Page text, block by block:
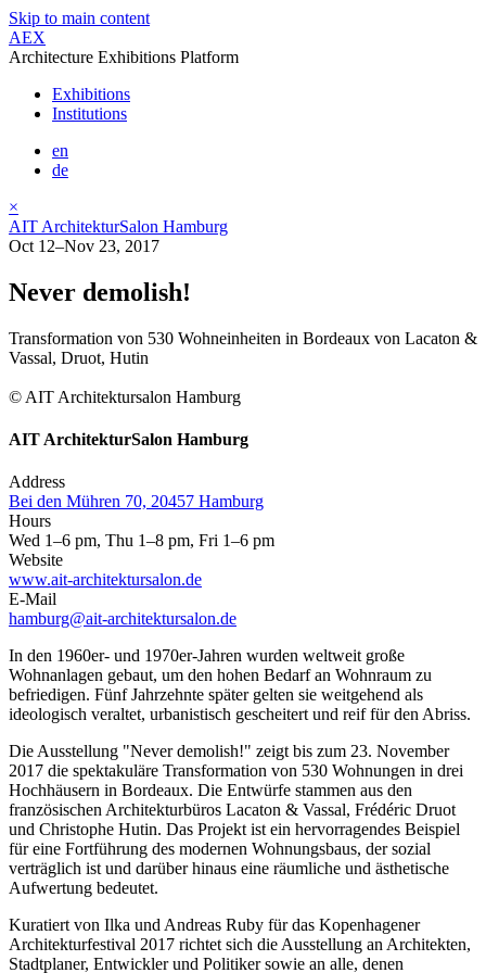
Skip to main content
AEX
Architecture Exhibitions Platform
Exhibitions
Institutions
en
de
×
AIT ArchitekturSalon Hamburg
Oct 12–Nov 23, 2017
Never demolish!
Transformation von 530 Wohneinheiten in Bordeaux von Lacaton &
Vassal, Druot, Hutin
© AIT Architektursalon Hamburg
AIT ArchitekturSalon Hamburg
Address
Bei den Mühren 70, 20457 Hamburg
Hours
Wed 1–6 pm, Thu 1–8 pm, Fri 1–6 pm
Website
www.ait-architektursalon.de
E-Mail
hamburg@ait-architektursalon.de
In den 1960er- und 1970er-Jahren wurden weltweit große
Wohnanlagen gebaut, um den hohen Bedarf an Wohnraum zu
befriedigen. Fünf Jahrzehnte später gelten sie weitgehend als
ideologisch veraltet, urbanistisch gescheitert und reif für den Abriss.
Die Ausstellung "Never demolish!" zeigt bis zum 23. November
2017 die spektakuläre Transformation von 530 Wohnungen in drei
Hochhäusern in Bordeaux. Die Entwürfe stammen aus den
französischen Architekturbüros Lacaton & Vassal, Frédéric Druot
und Christophe Hutin. Das Projekt ist ein hervorragendes Beispiel
für eine Fortführung des modernen Wohnungsbaus, der sozial
verträglich ist und darüber hinaus eine räumliche und ästhetische
Aufwertung bedeutet.
Kuratiert von Ilka und Andreas Ruby für das Kopenhagener
Architekturfestival 2017 richtet sich die Ausstellung an Architekten,
Stadtplaner, Entwickler und Politiker sowie an alle, denen